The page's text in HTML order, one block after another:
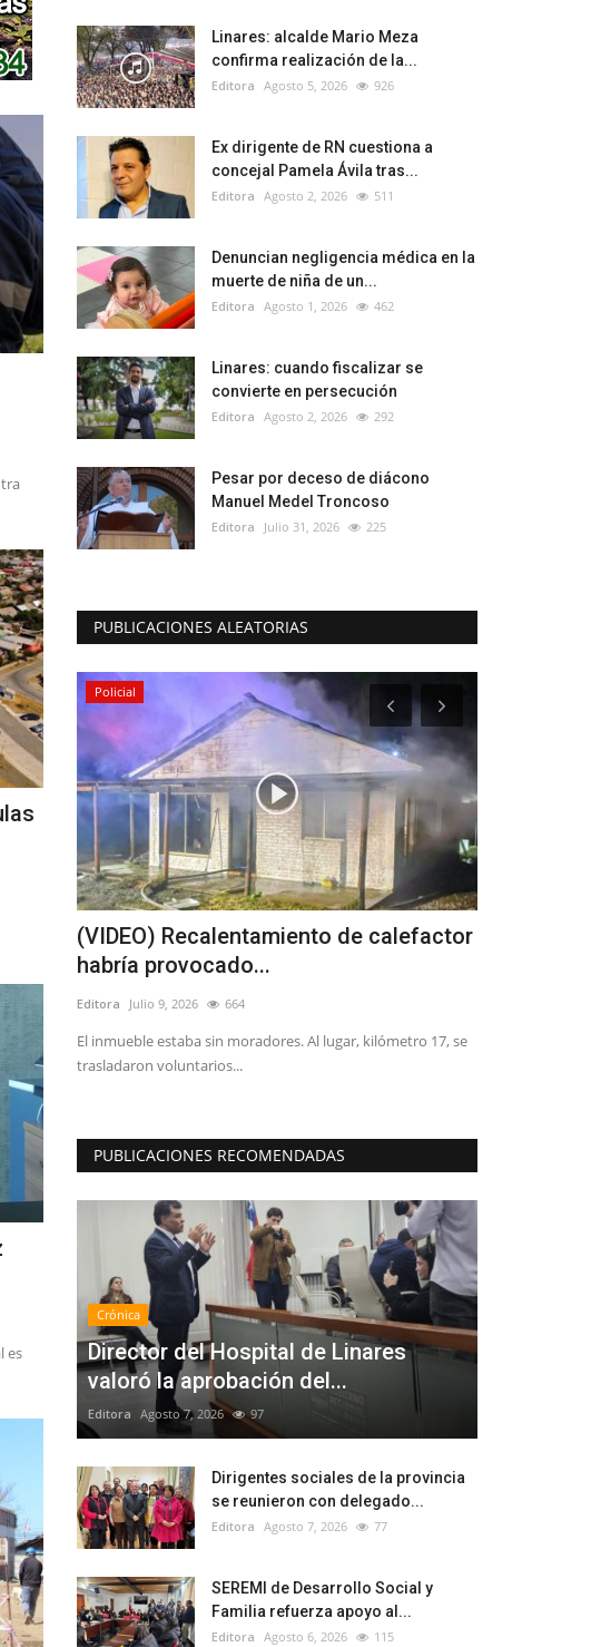
es
Linares: alcalde Mario Meza
confirma realización de la...
Editora Agosto 5, 2026 926
Ex dirigente de RN cuestiona a
concejal Pamela Ávila tras...
Editora Agosto 2, 2026 511
Denuncian negligencia médica en la
muerte de niña de un...
Editora Agosto 1, 2026 462
Linares: cuando fiscalizar se
convierte en persecución
Editora Agosto 2, 2026 292
Pesar por deceso de diácono
Manuel Medel Troncoso
Editora Julio 31, 2026 225
PUBLICACIONES ALEATORIAS
director
Policial
(VIDEO) Recalentamiento de calefactor
habría provocado...
Editora Julio 9, 2026 664
El inmueble estaba sin moradores. Al lugar, kilómetro 17, se
trasladaron voluntarios...
PUBLICACIONES RECOMENDADAS
Crónica
Director del Hospital de Linares
valoró la aprobación del...
Editora Agosto 7, 2026 97
Dirigentes sociales de la provincia
se reunieron con delegado...
Editora Agosto 7, 2026 77
SEREMI de Desarrollo Social y
Familia refuerza apoyo al...
Editora Agosto 6, 2026 115